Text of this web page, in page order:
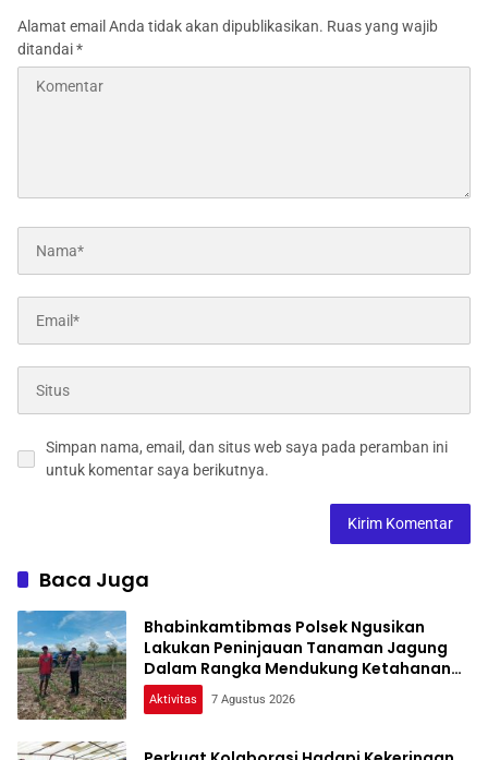
Alamat email Anda tidak akan dipublikasikan. Ruas yang wajib
ditandai*
Simpan nama, email, dan situs web saya pada peramban ini
untuk komentar saya berikutnya.
Baca Juga
Bhabinkamtibmas Polsek Ngusikan
Lakukan Peninjauan Tanaman Jagung
Dalam Rangka Mendukung Ketahanan
Pangan
Aktivitas 7 Agustus 2026